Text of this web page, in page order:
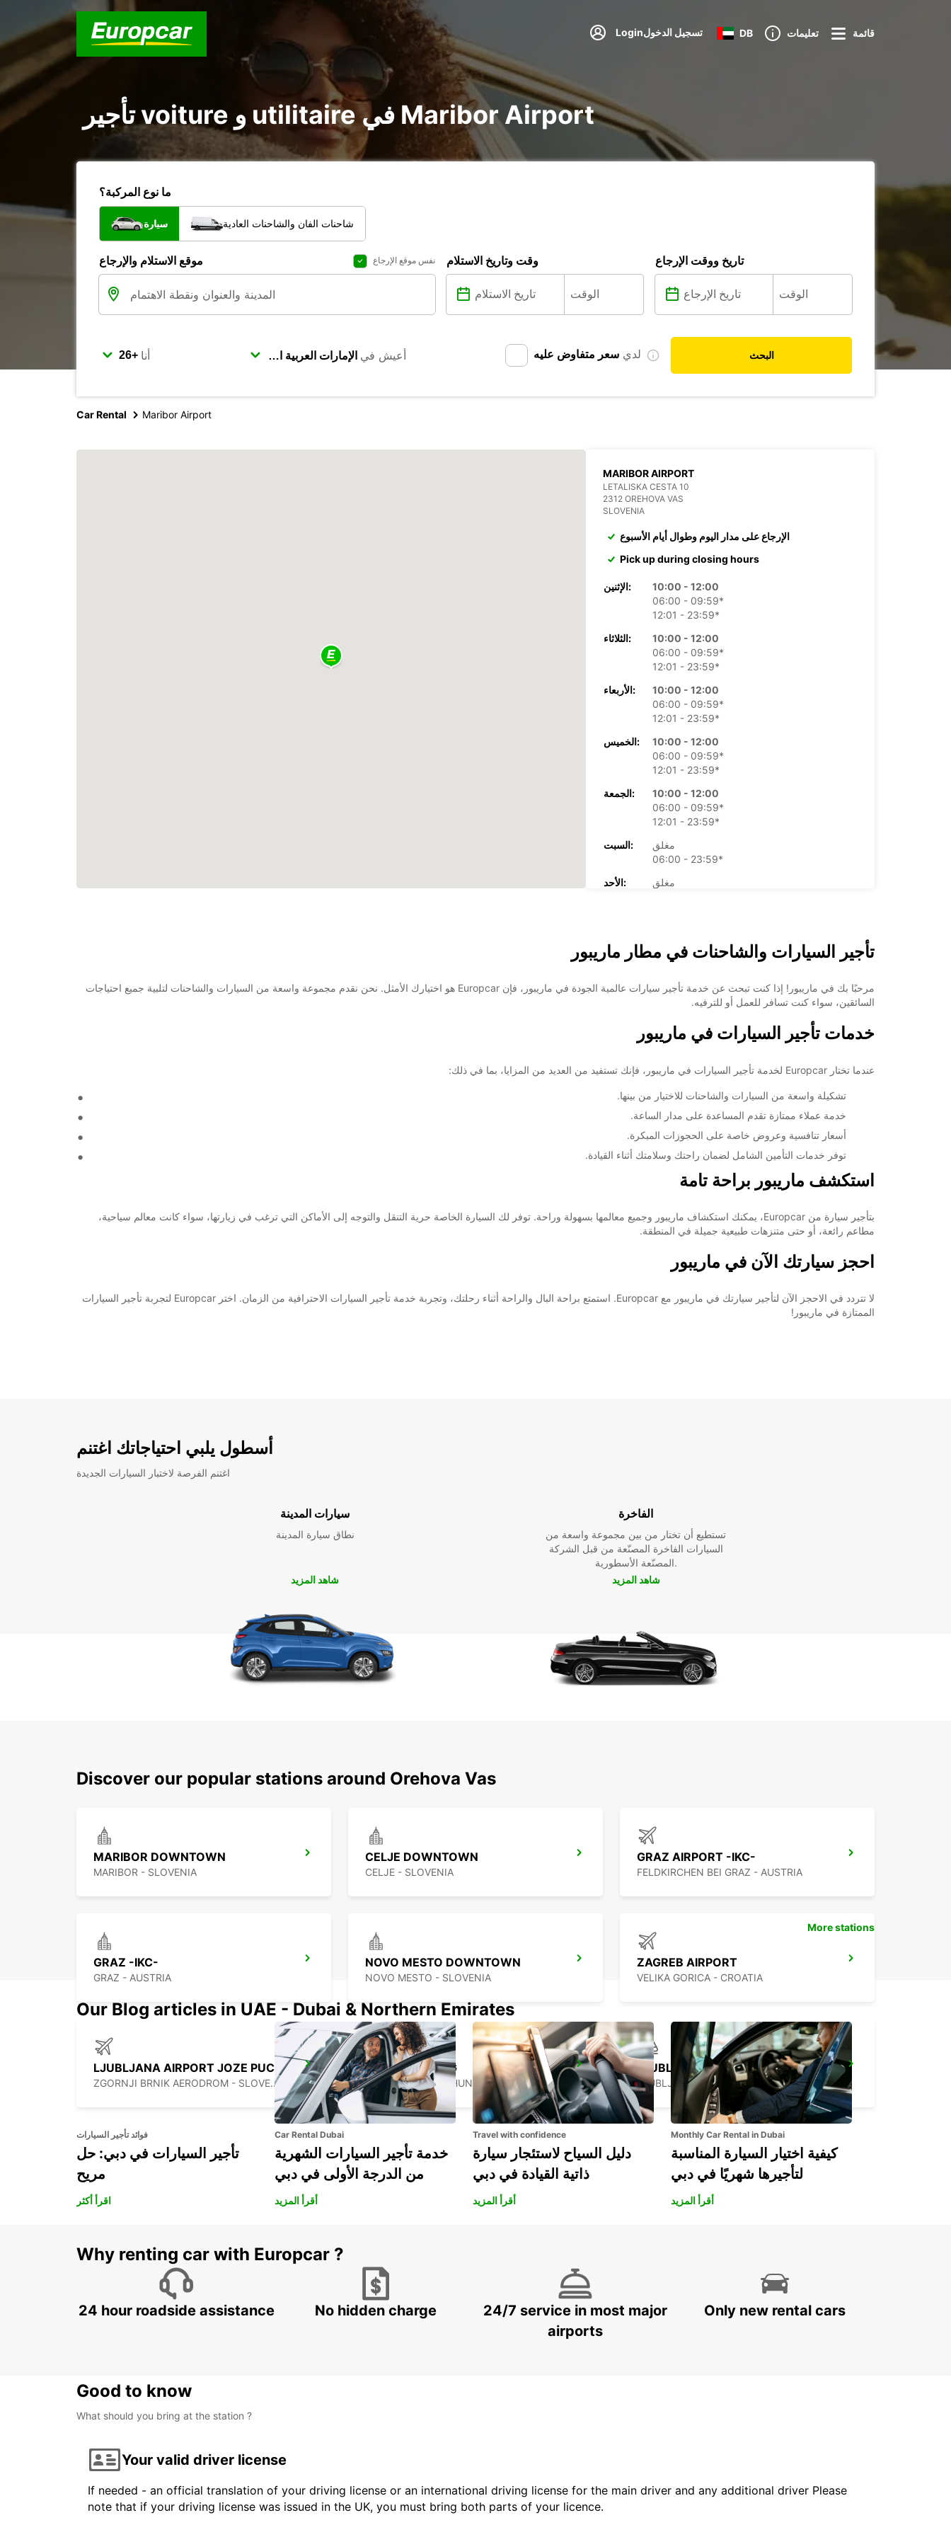
Loginتسجيل الدخول DB تعليمات قائمة
تأجير voiture و utilitaire في Maribor Airport
ما نوع المركبة؟
سيارة شاحنات الفان والشاحنات العادية
موقع الاستلام والإرجاع نفس موقع الإرجاع وقت وتاريخ الاستلام تاريخ ووقت الإرجاع
أنا أعيش في لدي سعر متفاوض عليه البحث
Car Rental Maribor Airport
MARIBOR AIRPORT
LETALISKA CESTA 10
2312 OREHOVA VAS
SLOVENIA
الإرجاع على مدار اليوم وطوال أيام الأسبوع
Pick up during closing hours
الإثنين:
10:00 - 12:00
06:00 - 09:59*
12:01 - 23:59*
الثلاثاء:
10:00 - 12:00
06:00 - 09:59*
12:01 - 23:59*
الأربعاء:
10:00 - 12:00
06:00 - 09:59*
12:01 - 23:59*
الخميس:
10:00 - 12:00
06:00 - 09:59*
12:01 - 23:59*
الجمعة:
10:00 - 12:00
06:00 - 09:59*
12:01 - 23:59*
السبت:
مغلق
06:00 - 23:59*
الأحد:
مغلق
تأجير السيارات والشاحنات في مطار ماريبور
مرحبًا بك في ماريبور! إذا كنت تبحث عن خدمة تأجير سيارات عالمية الجودة في ماريبور، فإن Europcar هو اختيارك الأمثل. نحن نقدم مجموعة واسعة من السيارات والشاحنات لتلبية جميع احتياجات
السائقين، سواء كنت تسافر للعمل أو للترفيه.
خدمات تأجير السيارات في ماريبور
عندما تختار Europcar لخدمة تأجير السيارات في ماريبور، فإنك تستفيد من العديد من المزايا، بما في ذلك:
تشكيلة واسعة من السيارات والشاحنات للاختيار من بينها.
خدمة عملاء ممتازة تقدم المساعدة على مدار الساعة.
أسعار تنافسية وعروض خاصة على الحجوزات المبكرة.
توفر خدمات التأمين الشامل لضمان راحتك وسلامتك أثناء القيادة.
استكشف ماريبور براحة تامة
بتأجير سيارة من Europcar، يمكنك استكشاف ماريبور وجميع معالمها بسهولة وراحة. توفر لك السيارة الخاصة حرية التنقل والتوجه إلى الأماكن التي ترغب في زيارتها، سواء كانت معالم سياحية،
مطاعم رائعة، أو حتى متنزهات طبيعية جميلة في المنطقة.
احجز سيارتك الآن في ماريبور
لا تتردد في الاحجز الآن لتأجير سيارتك في ماريبور مع Europcar. استمتع براحة البال والراحة أثناء رحلتك، وتجربة خدمة تأجير السيارات الاحترافية من الزمان. اختر Europcar لتجربة تأجير السيارات
الممتازة في ماريبور!
أسطول يلبي احتياجاتك اغتنم
اغتنم الفرصة لاختبار السيارات الجديدة
سيارات المدينة
نطاق سيارة المدينة
شاهد المزيد
الفاخرة
تستطيع أن تختار من بين مجموعة واسعة من
السيارات الفاخرة المصنّعة من قبل الشركة
المصنّعة الأسطورية.
شاهد المزيد
Discover our popular stations around Orehova Vas
MARIBOR DOWNTOWN
MARIBOR - SLOVENIA
CELJE DOWNTOWN
CELJE - SLOVENIA
GRAZ AIRPORT -IKC-
FELDKIRCHEN BEI GRAZ - AUSTRIA
GRAZ -IKC-
GRAZ - AUSTRIA
NOVO MESTO DOWNTOWN
NOVO MESTO - SLOVENIA
ZAGREB AIRPORT
VELIKA GORICA - CROATIA
LJUBLJANA AIRPORT JOZE PUCNIK
ZGORNJI BRNIK AERODROM - SLOVENIA
ZALAEGERSZEG
ZALAEGERSZEG - HUNGARY
LJUBLJANA DOWNTOWN RAILWAY STATION
LJUBLJANA - SLOVENIA
More stations
Our Blog articles in UAE - Dubai & Northern Emirates
فوائد تأجير السيارات
تأجير السيارات في دبي: حل
مريح
اقرأ أكثر
Car Rental Dubai
خدمة تأجير السيارات الشهرية
من الدرجة الأولى في دبي
أقرأ المزيد
Travel with confidence
دليل السياح لاستئجار سيارة
ذاتية القيادة في دبي
أقرأ المزيد
Monthly Car Rental in Dubai
كيفية اختيار السيارة المناسبة
لتأجيرها شهريًا في دبي
أقرأ المزيد
Why renting car with Europcar ?
24 hour roadside assistance No hidden charge
24/7 service in most major
airports
Only new rental cars
Good to know
What should you bring at the station ?
Your valid driver license
If needed - an official translation of your driving license or an international driving license for the main driver and any additional driver Please
note that if your driving license was issued in the UK, you must bring both parts of your licence.